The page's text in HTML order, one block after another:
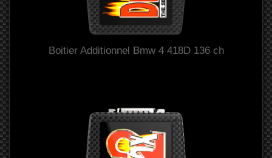
Boitier Additionnel Bmw 4 418D 136 ch